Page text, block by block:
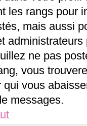
les rangs pour
mais aussi
ne pas
vous
qui vous
messages.